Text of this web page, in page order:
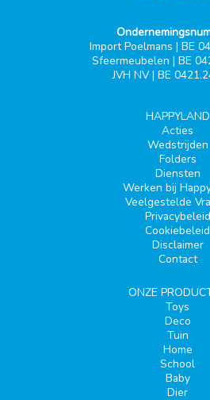
Import Poelmans | BE
Sfeermeubelen | BE
JVH NV | BE
HAPPYLAND
Acties
Wedstrijden
Folders
Diensten
Werken bij
Veelgestelde
Privacybeleid
Cookiebeleid
Disclaimer
Contact
ONZE
Toys
Deco
Tuin
Home
School
Baby
Dier